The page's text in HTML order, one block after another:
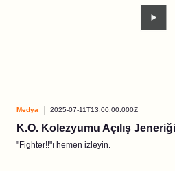
Medya 2025-07-11T13:00:00.000Z
K.O. Kolezyumu Açılış
"Fighter!!"ı hemen izleyin.